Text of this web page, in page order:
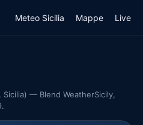
Meteo Sicilia Mappe Live
— Blend WeatherSicily,